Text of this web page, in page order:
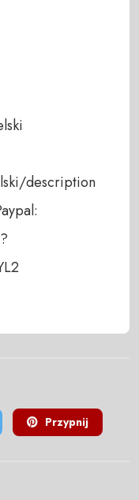
description
Przypnij